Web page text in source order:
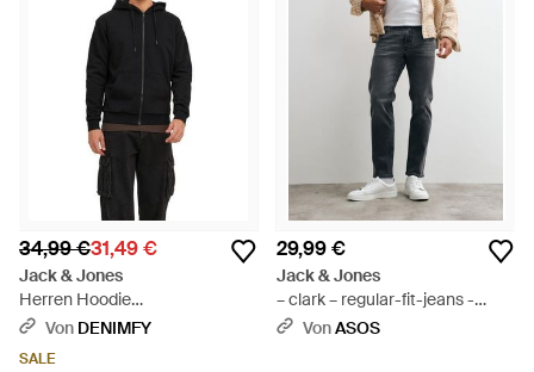
34,99 €31,49 €
Jack & Jones
Herren Hoodie
Kapuzenpullover Jjebradley
Von DENIMFY
SALE
29,99 €
Jack & Jones
– clark – regular-fit-jeans -
Schwarz
VonASOS